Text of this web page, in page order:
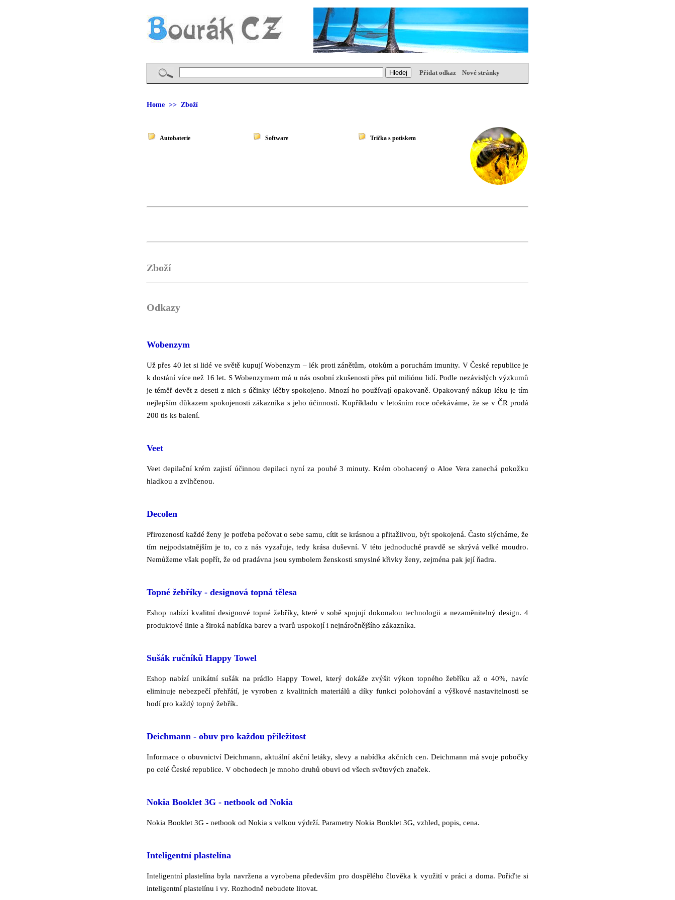
Přidat odkaz Nové stránky
Home >> Zboží
Autobaterie Software Trička s potiskem
Zboží
Odkazy
Wobenzym
Už přes 40 let si lidé ve světě kupují Wobenzym – lék proti zánětům, otokům a poruchám imunity. V České republice je
k dostání více než 16 let. S Wobenzymem má u nás osobní zkušenosti přes půl miliónu lidí. Podle nezávislých výzkumů
je téměř devět z deseti z nich s účinky léčby spokojeno. Mnozí ho používají opakovaně. Opakovaný nákup léku je tím
nejlepším důkazem spokojenosti zákazníka s jeho účinností. Kupříkladu v letošním roce očekáváme, že se v ČR prodá
200 tis ks balení.
Veet
Veet depilační krém zajistí účinnou depilaci nyní za pouhé 3 minuty. Krém obohacený o Aloe Vera zanechá pokožku
hladkou a zvlhčenou.
Decolen
Přirozeností každé ženy je potřeba pečovat o sebe samu, cítit se krásnou a přitažlivou, být spokojená. Často slýcháme, že
tím nejpodstatnějším je to, co z nás vyzařuje, tedy krása duševní. V této jednoduché pravdě se skrývá velké moudro.
Nemůžeme však popřít, že od pradávna jsou symbolem ženskosti smyslné křivky ženy, zejména pak její ňadra.
Topné žebříky - designová topná tělesa
Eshop nabízí kvalitní designové topné žebříky, které v sobě spojují dokonalou technologii a nezaměnitelný design. 4
produktové linie a široká nabídka barev a tvarů uspokojí i nejnáročnějšího zákazníka.
Sušák ručníků Happy Towel
Eshop nabízí unikátní sušák na prádlo Happy Towel, který dokáže zvýšit výkon topného žebříku až o 40%, navíc
eliminuje nebezpečí přehřátí, je vyroben z kvalitních materiálů a díky funkci polohování a výškové nastavitelnosti se
hodí pro každý topný žebřík.
Deichmann - obuv pro každou příležitost
Informace o obuvnictví Deichmann, aktuální akční letáky, slevy a nabídka akčních cen. Deichmann má svoje pobočky
po celé České republice. V obchodech je mnoho druhů obuvi od všech světových značek.
Nokia Booklet 3G - netbook od Nokia
Nokia Booklet 3G - netbook od Nokia s velkou výdrží. Parametry Nokia Booklet 3G, vzhled, popis, cena.
Inteligentní plastelína
Inteligentní plastelína byla navržena a vyrobena především pro dospělého člověka k využití v práci a doma. Pořiďte si
inteligentní plastelínu i vy. Rozhodně nebudete litovat.